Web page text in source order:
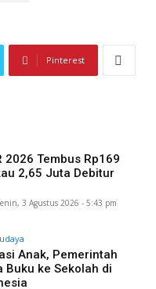
Pinterest
2026 Tembus Rp169
2,65 Juta Debitur
3 Agustus 2026 - 5:43 pm
Anak, Pemerintah
Buku ke Sekolah di